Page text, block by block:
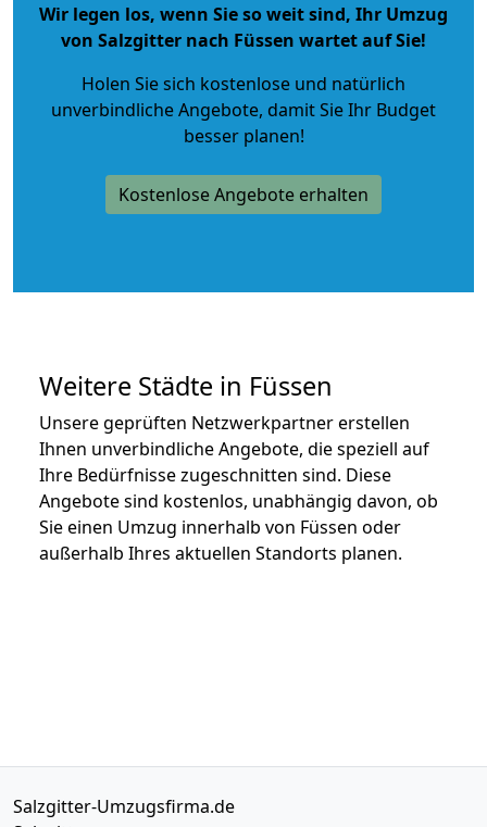
Wir legen los, wenn Sie so weit sind, Ihr Umzug
von Salzgitter nach Füssen wartet auf Sie!
Holen Sie sich kostenlose und natürlich
unverbindliche Angebote, damit Sie Ihr Budget
besser planen!
Kostenlose Angebote erhalten
Weitere Städte in Füssen
Unsere geprüften Netzwerkpartner erstellen
Ihnen unverbindliche Angebote, die speziell auf
Ihre Bedürfnisse zugeschnitten sind. Diese
Angebote sind kostenlos, unabhängig davon, ob
Sie einen Umzug innerhalb von Füssen oder
außerhalb Ihres aktuellen Standorts planen.
Salzgitter-Umzugsfirma.de